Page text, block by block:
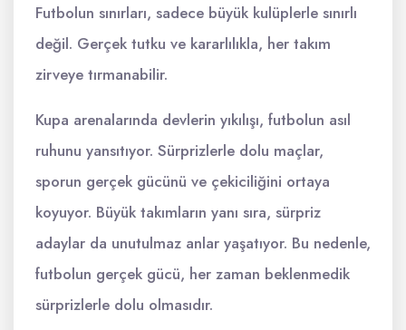
Futbolun sınırları, sadece büyük kulüplerle sınırlı
değil. Gerçek tutku ve kararlılıkla, her takım
zirveye tırmanabilir.
Kupa arenalarında devlerin yıkılışı, futbolun asıl
ruhunu yansıtıyor. Sürprizlerle dolu maçlar,
sporun gerçek gücünü ve çekiciliğini ortaya
koyuyor. Büyük takımların yanı sıra, sürpriz
adaylar da unutulmaz anlar yaşatıyor. Bu nedenle,
futbolun gerçek gücü, her zaman beklenmedik
sürprizlerle dolu olmasıdır.